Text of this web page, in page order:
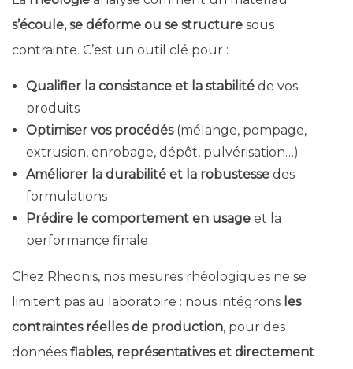
s’écoule, se déforme ou se structure sous
contrainte. C’est un outil clé pour :
Qualifier la consistance et la stabilité de vos
produits
Optimiser vos procédés(mélange, pompage,
extrusion, enrobage, dépôt, pulvérisation…)
Améliorer la durabilité et la robustesse des
formulations
Prédire le comportement en usage et la
performance finale
Chez Rheonis, nos mesures rhéologiques ne se
limitent pas au laboratoire : nous intégrons les
contraintes réelles de production, pour des
données fiables, représentatives et directement